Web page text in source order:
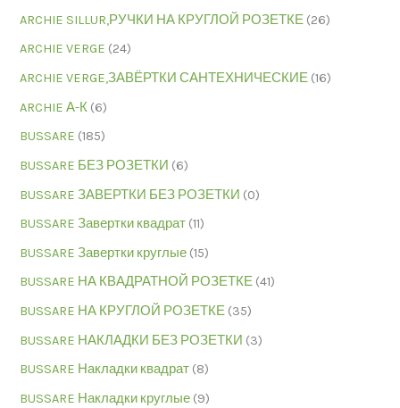
ARCHIE SILLUR,РУЧКИ НА КРУГЛОЙ РОЗЕТКЕ (26)
ARCHIE VERGE (24)
ARCHIE VERGE,ЗАВЁРТКИ САНТЕХНИЧЕСКИЕ (16)
ARCHIE А-К (6)
BUSSARE (185)
BUSSARE БЕЗ РОЗЕТКИ (6)
BUSSARE ЗАВЕРТКИ БЕЗ РОЗЕТКИ (0)
BUSSARE Завертки квадрат (11)
BUSSARE Завертки круглые (15)
BUSSARE НА КВАДРАТНОЙ РОЗЕТКЕ (41)
BUSSARE НА КРУГЛОЙ РОЗЕТКЕ (35)
BUSSARE НАКЛАДКИ БЕЗ РОЗЕТКИ (3)
BUSSARE Накладки квадрат (8)
BUSSARE Накладки круглые (9)